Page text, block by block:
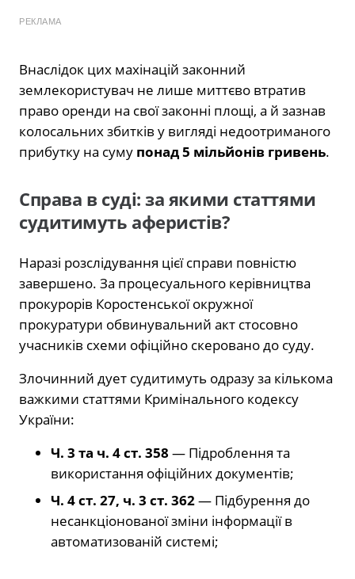
РЕКЛАМА
Внаслідок цих махінацій законний
землекористувач не лише миттєво втратив
право оренди на свої законні площі, а й зазнав
колосальних збитків у вигляді недоотриманого
прибутку на суму понад 5 мільйонів гривень.
Справа в суді: за якими статтями
судитимуть аферистів?
Наразі розслідування цієї справи повністю
завершено. За процесуального керівництва
прокурорів Коростенської окружної
прокуратури обвинувальний акт стосовно
учасників схеми офіційно скеровано до суду.
Злочинний дует судитимуть одразу за кількома
важкими статтями Кримінального кодексу
України:
Ч. 3 та ч. 4 ст. 358 — Підроблення та
використання офіційних документів;
Ч. 4 ст. 27, ч. 3 ст. 362— Підбурення до
несанкціонованої зміни інформації в
автоматизованій системі;